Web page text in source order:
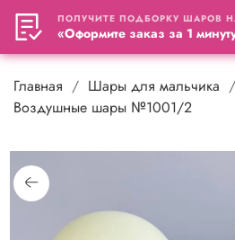
Главная Шары для мальчика
Воздушные шары №1001/2
«Оформите заказ за 1